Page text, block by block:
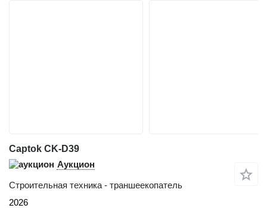
Captok CK-D39
Аукцион
Строительная техника - траншеекопатель
2026